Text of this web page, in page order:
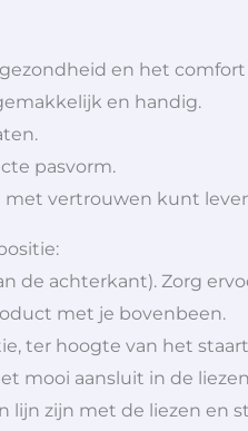
en het
en handig.
pasvorm.
met vertrouwen kunt
de achterkant). Zorg
met je bovenbeen.
ter hoogte van het
mooi aansluit in de
zijn met de liezen en